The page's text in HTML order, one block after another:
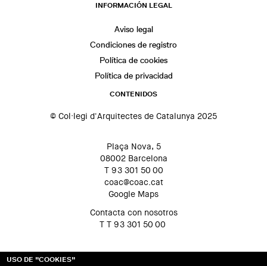
INFORMACIÓN LEGAL
Aviso legal
Condiciones de registro
Política de cookies
Política de privacidad
CONTENIDOS
© Col·legi d'Arquitectes de Catalunya 2025
Plaça Nova, 5
08002 Barcelona
T 93 301 50 00
coac@coac.cat
Google Maps
Contacta con nosotros
T T 93 301 50 00
USO DE "COOKIES"